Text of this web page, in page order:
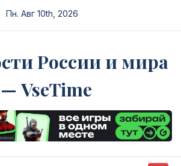
Пн. Авг 10th, 2026
России и мира
— VseTime